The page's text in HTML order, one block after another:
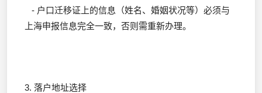
- 户口迁移证上的信息（姓名、婚姻状况等）必须与
上海申报信息完全一致，否则需重新办理。
3. 落户地址选择